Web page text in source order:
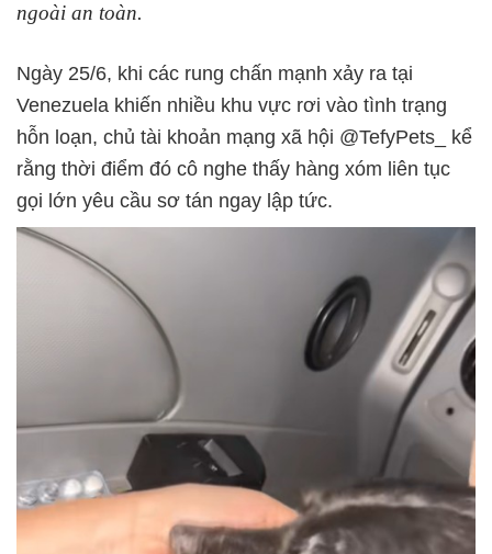
ngoài an toàn.
Ngày 25/6, khi các rung chấn mạnh xảy ra tại
Venezuela khiến nhiều khu vực rơi vào tình trạng
hỗn loạn, chủ tài khoản mạng xã hội @TefyPets_ kể
rằng thời điểm đó cô nghe thấy hàng xóm liên tục
gọi lớn yêu cầu sơ tán ngay lập tức.